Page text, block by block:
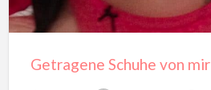
Getragene Schuhe von mir